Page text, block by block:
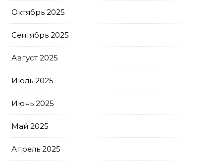
Октябрь 2025
Сентябрь 2025
Август 2025
Июль 2025
Июнь 2025
Май 2025
Апрель 2025